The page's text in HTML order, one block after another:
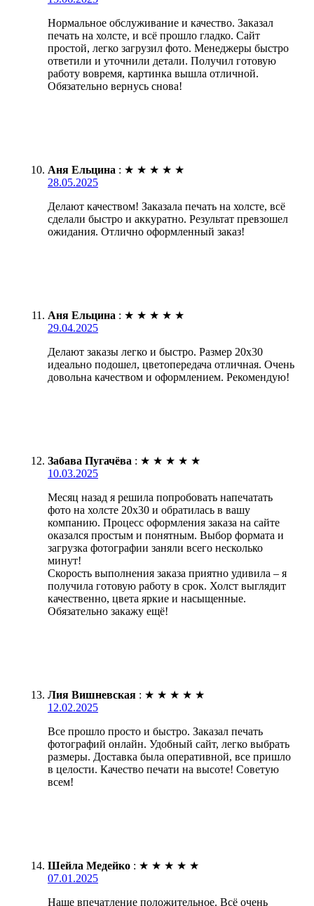
Нормальное обслуживание и качество. Заказал
печать на холсте, и всё прошло гладко. Сайт
простой, легко загрузил фото. Менеджеры быстро
ответили и уточнили детали. Получил готовую
работу вовремя, картинка вышла отличной.
Обязательно вернусь снова!
Аня Ельцина : ★ ★ ★ ★ ★
28.05.2025
Делают качеством! Заказала печать на холсте, всё
сделали быстро и аккуратно. Результат превзошел
ожидания. Отлично оформленный заказ!
Аня Ельцина : ★ ★ ★ ★ ★
29.04.2025
Делают заказы легко и быстро. Размер 20х30
идеально подошел, цветопередача отличная. Очень
довольна качеством и оформлением. Рекомендую!
Забава Пугачёва : ★ ★ ★ ★ ★
10.03.2025
Месяц назад я решила попробовать напечатать
фото на холсте 20х30 и обратилась в вашу
компанию. Процесс оформления заказа на сайте
оказался простым и понятным. Выбор формата и
загрузка фотографии заняли всего несколько
минут!
Скорость выполнения заказа приятно удивила – я
получила готовую работу в срок. Холст выглядит
качественно, цвета яркие и насыщенные.
Обязательно закажу ещё!
Лия Вишневская : ★ ★ ★ ★ ★
12.02.2025
Все прошло просто и быстро. Заказал печать
фотографий онлайн. Удобный сайт, легко выбрать
размеры. Доставка была оперативной, все пришло
в целости. Качество печати на высоте! Советую
всем!
Шейла Медейко : ★ ★ ★ ★ ★
07.01.2025
Наше впечатление положительное. Всё очень